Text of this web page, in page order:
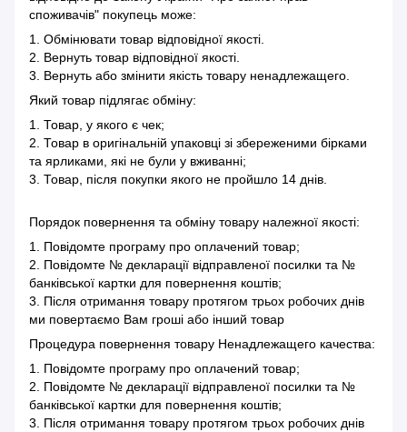
споживачів" покупець може:
1. Обмінювати товар відповідної якості.
2. Вернуть товар відповідної якості.
3. Вернуть або змінити якість товару ненадлежащего.
Який товар підлягає обміну:
1. Товар, у якого є чек;
2. Товар в оригінальній упаковці зі збереженими бірками
та ярликами, які не були у вживанні;
3. Товар, після покупки якого не пройшло 14 днів.
Порядок повернення та обміну товару належної якості:
1. Повідомте програму про оплачений товар;
2. Повідомте № декларації відправленої посилки та №
банківської картки для повернення коштів;
3. Після отримання товару протягом трьох робочих днів
ми повертаємо Вам гроші або інший товар
Процедура повернення товару Ненадлежащего качества:
1. Повідомте програму про оплачений товар;
2. Повідомте № декларації відправленої посилки та №
банківської картки для повернення коштів;
3. Після отримання товару протягом трьох робочих днів